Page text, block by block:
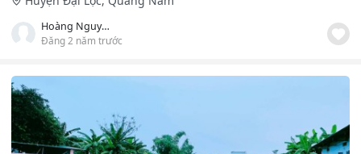
Hoàng Nguyễn Minh Anh
Đăng 2 năm trước